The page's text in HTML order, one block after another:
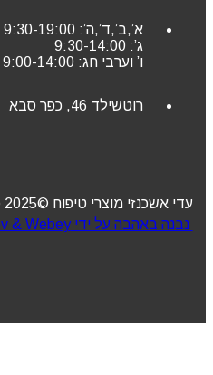
א’,ב’,ד’,ה’: 9:30-19:00
ג’: 9:30-14:00
ו’ וערבי חג: 9:00-14:00
רוטשילד 46, כפר סבא
עדי אשכנזי מוצרי טיפוח ©2025 כל הזכויות שמורות
נבנה באהבה על ידי Omri Salhov & Webey